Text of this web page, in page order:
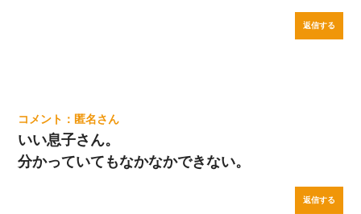
返信する
匿名
いい息子さん。
分かっていてもなかなかできない。
返信する